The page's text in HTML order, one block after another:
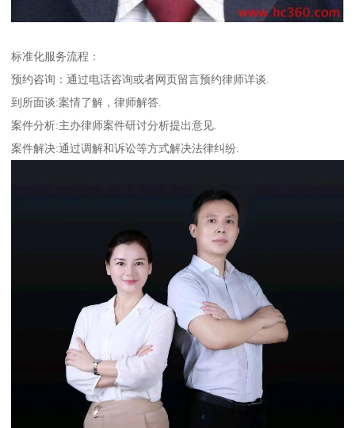
标准化服务流程：
预约咨询：通过电话咨询或者网页留言预约律师详谈.
到所面谈:案情了解，律师解答.
案件分析:主办律师案件研讨分析提出意见.
案件解决:通过调解和诉讼等方式解决法律纠纷.